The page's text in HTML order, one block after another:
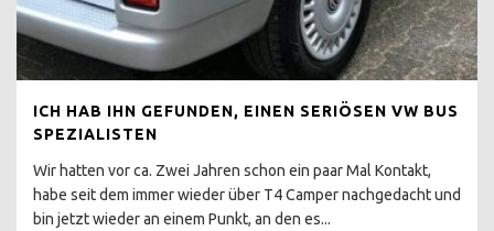
REALITÄT
T2 ZWITTERMODELL
KAUFEN
WERTANLAGE T2
ICH HAB IHN GEFUNDEN, EINEN SERIÖSEN VW BUS
SPEZIALISTEN
Wir hatten vor ca. Zwei Jahren schon ein paar Mal Kontakt,
habe seit dem immer wieder über T4 Camper nachgedacht und
bin jetzt wieder an einem Punkt, an den es...